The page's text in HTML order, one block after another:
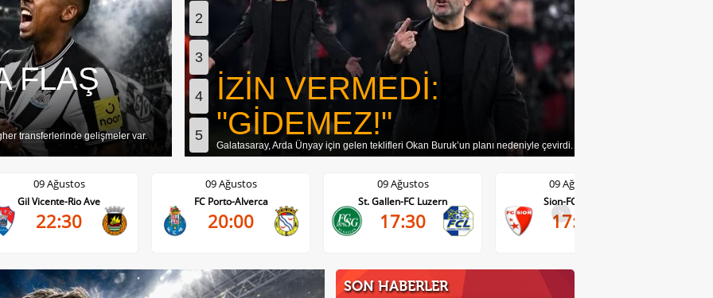
2.
Saliou Bangoura'yı gündemine aldı.
2
3
4
5
İZİN VERMEDİ:
"GİDEMEZ!"
Galatasaray, Arda Ünyay için gelen teklifleri Okan Buruk’un planı nedeniyle çevirdi.
09 Ağustos
FC Porto-Alverca
20:00
09 Ağustos
St. Gallen-FC Luzern
17:30
09 Ağustos
Sion-FC Vaduz
17:30
09 Ağustos
Basel-Thun
17:30
>
SON HABERLER